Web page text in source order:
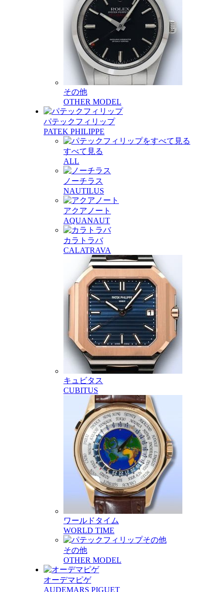
その他
OTHER MODEL
パテックフィリップ
PATEK PHILIPPE
すべて見る
ALL
ノーチラス
NAUTILUS
アクアノート
AQUANAUT
カラトラバ
CALATRAVA
キュビタス
CUBITUS
ワールドタイム
WORLD TIME
その他
OTHER MODEL
オーデマピゲ
AUDEMARS PIGUET